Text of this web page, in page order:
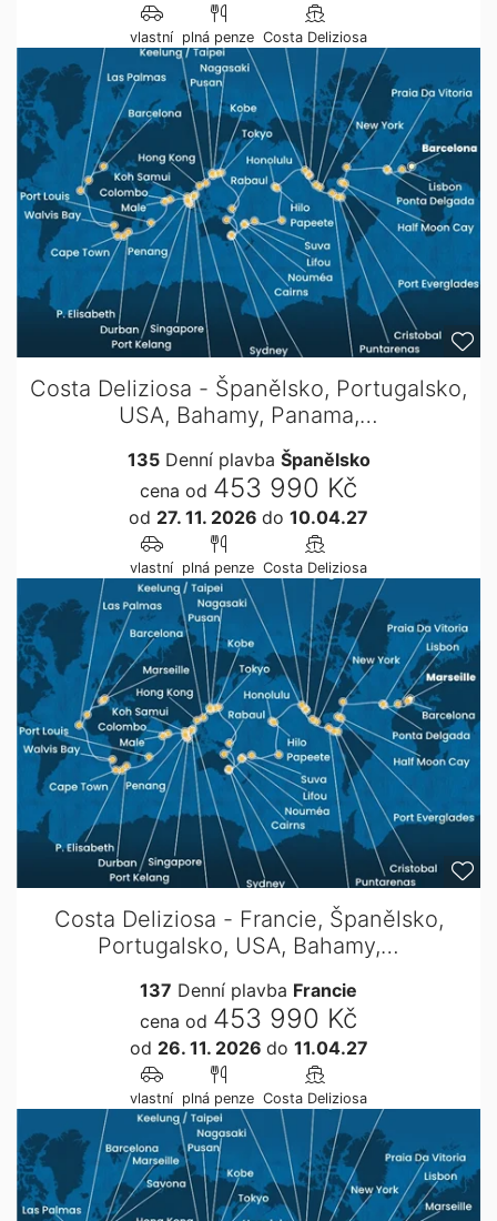
vlastní plná penze Costa Deliziosa
Costa Deliziosa - Španělsko, Portugalsko,
USA, Bahamy, Panama,…
135Denní plavba Španělsko
cena od 453 990 Kč
od 27. 11. 2026 do 10.04.27
vlastní plná penze Costa Deliziosa
Costa Deliziosa - Francie, Španělsko,
Portugalsko, USA, Bahamy,…
137 Denní plavba Francie
cena od 453 990 Kč
od 26. 11. 2026 do 11.04.27
vlastní plná penze Costa Deliziosa